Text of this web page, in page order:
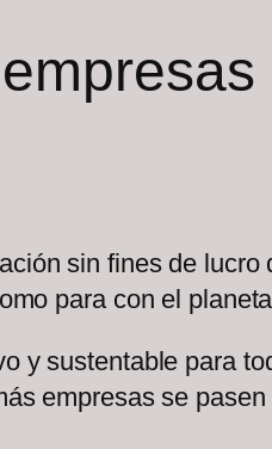
sin fines de
para con el
y sustentable para
empresas se